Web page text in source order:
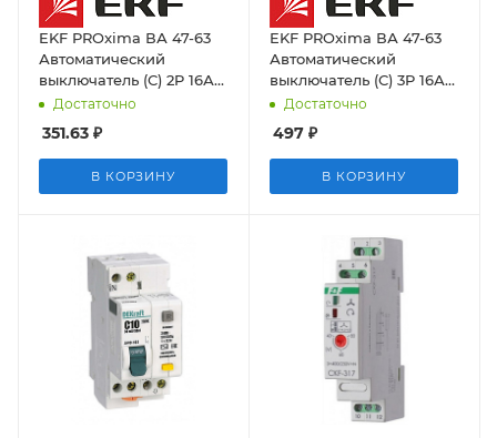
EKF PROxima ВА 47-63
Автоматический
выключатель (С) 2P 16А
4,5kA
Достаточно
351.63 ₽
В КОРЗИНУ
EKF PROxima ВА 47-63
Автоматический
выключатель (С) 3P 16А
4,5kA
Достаточно
497 ₽
В КОРЗИНУ